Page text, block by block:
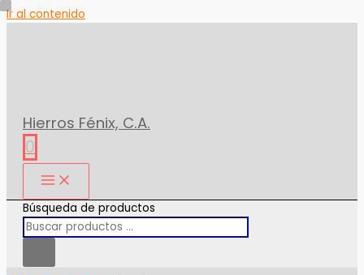
Ir al contenido
Hierros Fénix, C.A.
0
Búsqueda de productos